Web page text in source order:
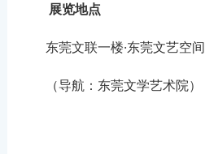
展览地点
东莞文联一楼·东莞文艺空间
（导航：东莞文学艺术院）